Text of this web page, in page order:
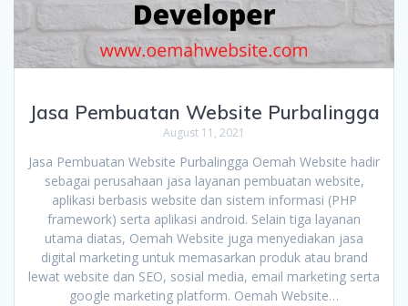
Jasa Pembuatan Website Purbalingga
August 11, 2021
Jasa Pembuatan Website Purbalingga Oemah Website hadir
sebagai perusahaan jasa layanan pembuatan website,
aplikasi berbasis website dan sistem informasi (PHP
framework) serta aplikasi android. Selain tiga layanan
utama diatas, Oemah Website juga menyediakan jasa
digital marketing untuk memasarkan produk atau brand
lewat website dan SEO, sosial media, email marketing serta
google marketing platform. Oemah Website…